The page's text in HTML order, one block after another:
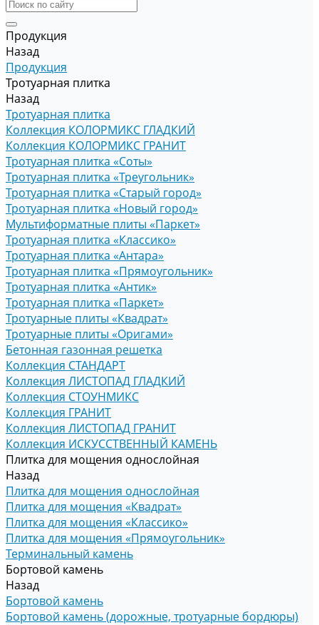
Продукция
Назад
Продукция
Тротуарная плитка
Назад
Тротуарная плитка
Коллекция КОЛОРМИКС ГЛАДКИЙ
Коллекция КОЛОРМИКС ГРАНИТ
Тротуарная плитка «Соты»
Тротуарная плитка «Треугольник»
Тротуарная плитка «Старый город»
Тротуарная плитка «Новый город»
Мультиформатные плиты «Паркет»
Тротуарная плитка «Классико»
Тротуарная плитка «Антара»
Тротуарная плитка «Прямоугольник»
Тротуарная плитка «Антик»
Тротуарная плитка «Паркет»
Тротуарные плиты «Квадрат»
Тротуарные плиты «Оригами»
Бетонная газонная решетка
Коллекция СТАНДАРТ
Коллекция ЛИСТОПАД ГЛАДКИЙ
Коллекция СТОУНМИКС
Коллекция ГРАНИТ
Коллекция ЛИСТОПАД ГРАНИТ
Коллекция ИСКУССТВЕННЫЙ КАМЕНЬ
Плитка для мощения однослойная
Назад
Плитка для мощения однослойная
Плитка для мощения «Квадрат»
Плитка для мощения «Классико»
Плитка для мощения «Прямоугольник»
Терминальный камень
Бортовой камень
Назад
Бортовой камень
Бортовой камень (дорожные, тротуарные бордюры)